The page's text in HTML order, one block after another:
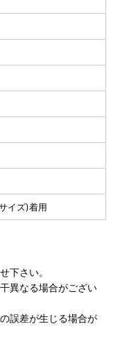
イズ)着用
下さい。
異なる場合がござい
誤差が生じる場合が